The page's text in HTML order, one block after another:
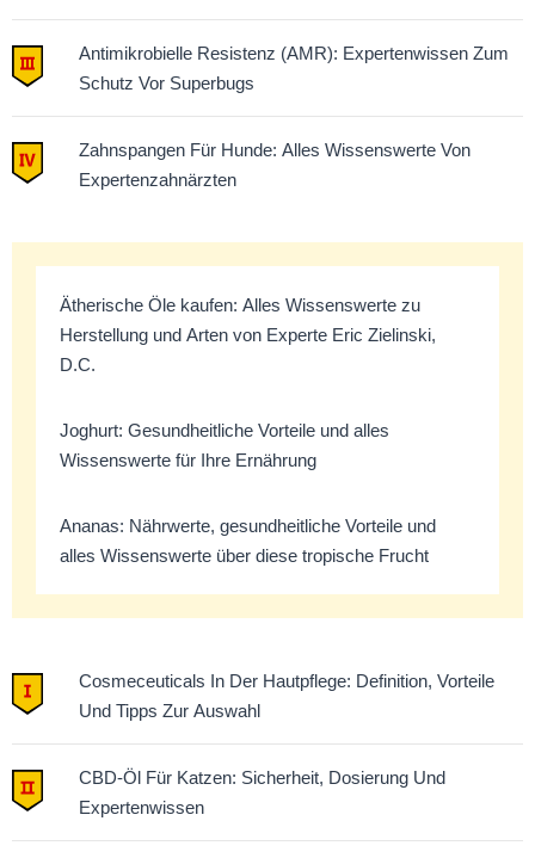
Antimikrobielle Resistenz (AMR): Expertenwissen Zum
Schutz Vor Superbugs
Zahnspangen Für Hunde: Alles Wissenswerte Von
Expertenzahnärzten
Ätherische Öle kaufen: Alles Wissenswerte zu
Herstellung und Arten von Experte Eric Zielinski,
D.C.
Joghurt: Gesundheitliche Vorteile und alles
Wissenswerte für Ihre Ernährung
Ananas: Nährwerte, gesundheitliche Vorteile und
alles Wissenswerte über diese tropische Frucht
Cosmeceuticals In Der Hautpflege: Definition, Vorteile
Und Tipps Zur Auswahl
CBD-Öl Für Katzen: Sicherheit, Dosierung Und
Expertenwissen